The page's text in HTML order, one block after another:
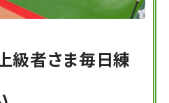
級者さま毎日練